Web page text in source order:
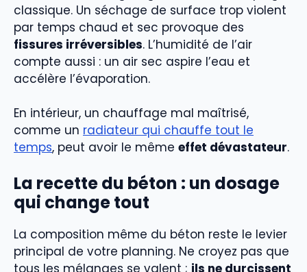
classique. Un séchage de surface trop violent
par temps chaud et sec provoque des
fissures irréversibles. L’humidité de l’air
compte aussi : un air sec aspire l’eau et
accélère l’évaporation.
En intérieur, un chauffage mal maîtrisé,
comme un radiateur qui chauffe tout le
temps, peut avoir le même effet dévastateur.
La recette du béton : un dosage
qui change tout
La composition même du béton reste le levier
principal de votre planning. Ne croyez pas que
tous les mélanges se valent ; ils ne durcissent